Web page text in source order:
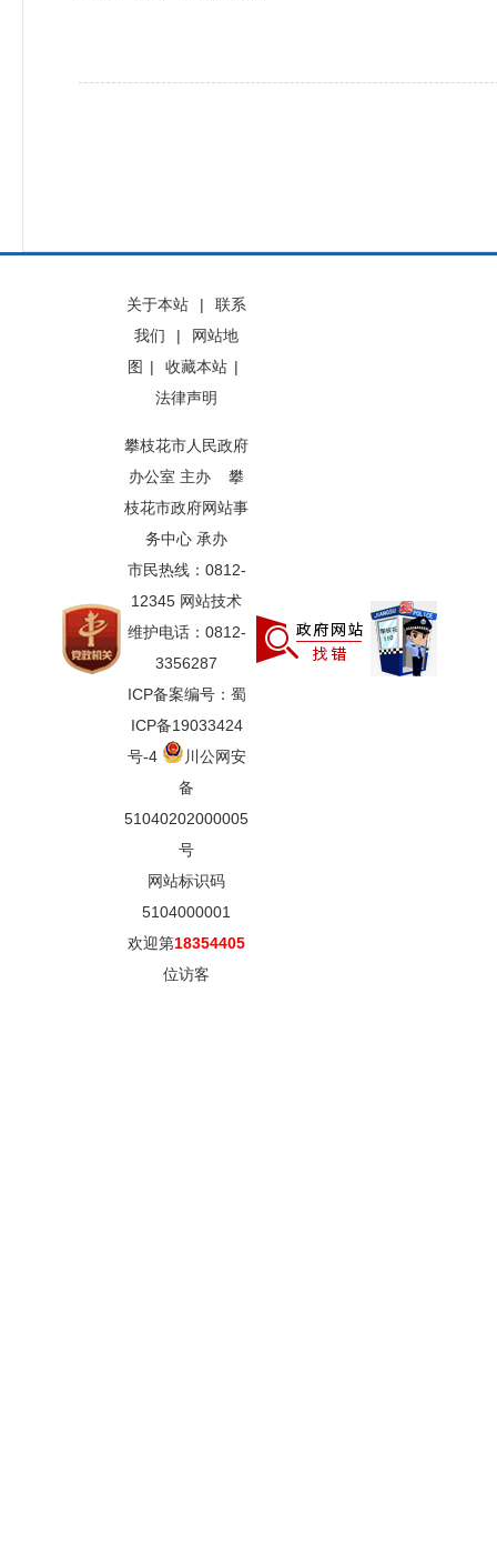
关于本站 |
联系
我们
|
网站地
图 | 收藏本站 |
法律声明
攀枝花市人民政府
办公室 主办 攀
枝花市政府网站事
务中心 承办
市民热线：0812-
12345 网站技术
维护电话：0812-
3356287
ICP备案编号：蜀
ICP备19033424
号-4
川公网安
备
51040202000005
号
网站标识码
5104000001
欢迎第18354405
位访客